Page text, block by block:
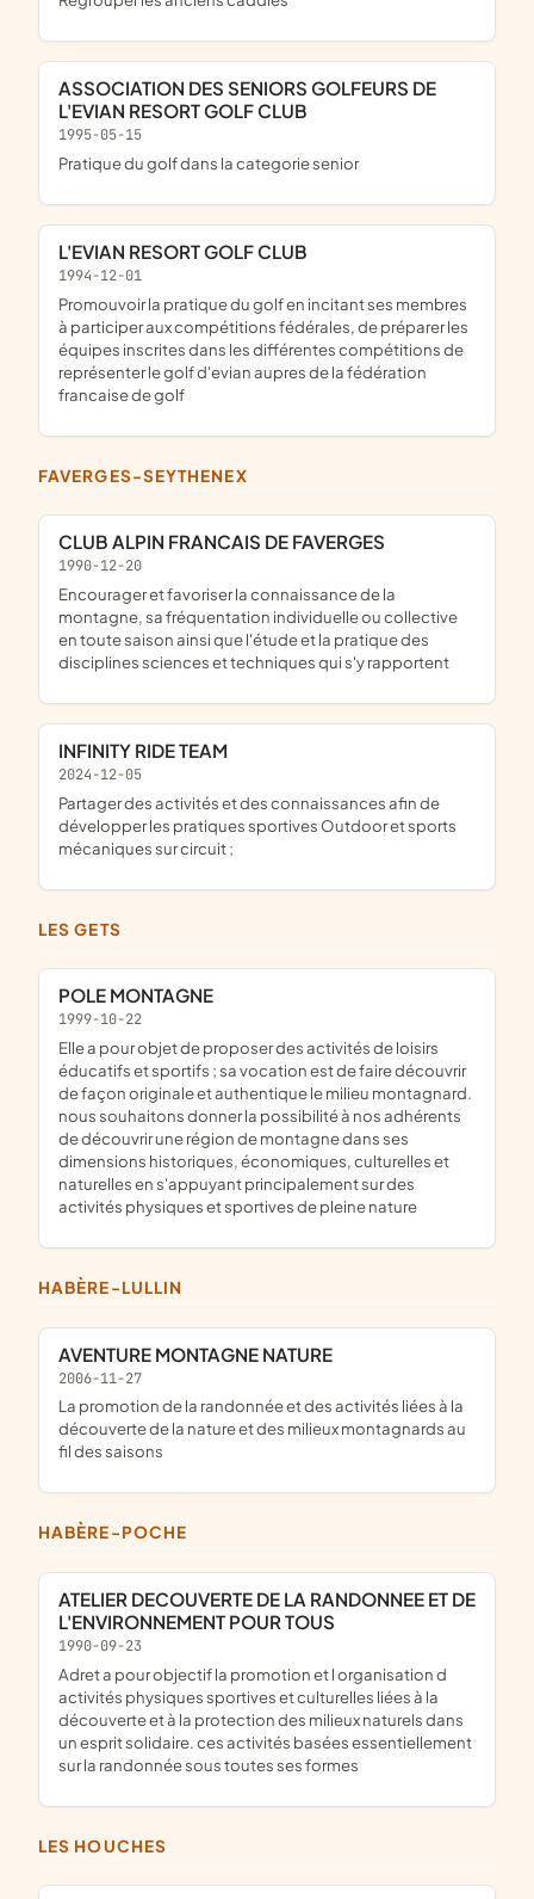
ASSOCIATION DES SENIORS GOLFEURS DE
L'EVIAN RESORT GOLF CLUB
1995-05-15
pratique du golf dans la categorie senior
L'EVIAN RESORT GOLF CLUB
1994-12-01
promouvoir la pratique du golf en incitant ses membres
à participer aux compétitions fédérales, de préparer les
équipes inscrites dans les différentes compétitions de
représenter le golf d'evian aupres de la fédération
francaise de golf
FAVERGES-SEYTHENEX
CLUB ALPIN FRANCAIS DE FAVERGES
1990-12-20
encourager et favoriser la connaissance de la
montagne, sa fréquentation individuelle ou collective
en toute saison ainsi que l'étude et la pratique des
disciplines sciences et techniques qui s'y rapportent
INFINITY RIDE TEAM
2024-12-05
partager des activités et des connaissances afin de
développer les pratiques sportives Outdoor et sports
mécaniques sur circuit ;
LES GETS
POLE MONTAGNE
1999-10-22
elle a pour objet de proposer des activités de loisirs
éducatifs et sportifs ; sa vocation est de faire découvrir
de façon originale et authentique le milieu montagnard.
nous souhaitons donner la possibilité à nos adhérents
de découvrir une région de montagne dans ses
dimensions historiques, économiques, culturelles et
naturelles en s'appuyant principalement sur des
activités physiques et sportives de pleine nature
HABÈRE-LULLIN
AVENTURE MONTAGNE NATURE
2006-11-27
la promotion de la randonnée et des activités liées à la
découverte de la nature et des milieux montagnards au
fil des saisons
HABÈRE-POCHE
ATELIER DECOUVERTE DE LA RANDONNEE ET DE
L'ENVIRONNEMENT POUR TOUS
1990-09-23
adret a pour objectif la promotion et l organisation d
activités physiques sportives et culturelles liées à la
découverte et à la protection des milieux naturels dans
un esprit solidaire. ces activités basées essentiellement
sur la randonnée sous toutes ses formes
LES HOUCHES